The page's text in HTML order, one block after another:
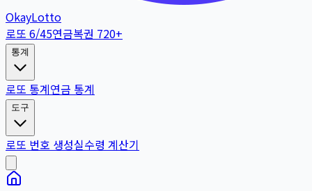
OkayLotto
로또 6/45연금복권 720+
통계
로또 통계연금 통계
도구
로또 번호 생성실수령 계산기